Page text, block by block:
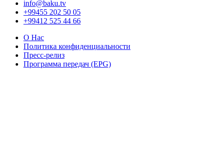
info@baku.tv
+99455 202 50 05
+99412 525 44 66
О Нас
Политика конфиденциальности
Пресс-релиз
Программа передач (EPG)